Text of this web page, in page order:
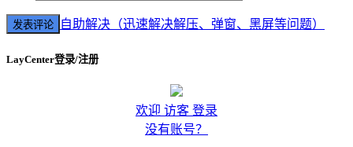
自助解决（迅速解决解压、弹窗、黑屏等问题）
LayCenter登录/注册
欢迎 访客 登录
没有账号？